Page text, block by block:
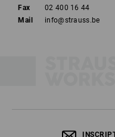
Fax
02 400 16 44
Mail
info@strauss.be